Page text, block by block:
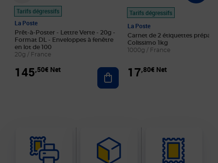
Tarifs dégressifs
La Poste
Prêt-à-Poster - Lettre Verte - 20g -
Format DL - Enveloppes à fenêtre
en lot de 100
20g / France
145,50€ Net Ajouter au panier
Tarifs dégressifs
La Poste
Carnet de 2 étiquettes
Colissimo 1kg
1000g / France
17,80€ Net